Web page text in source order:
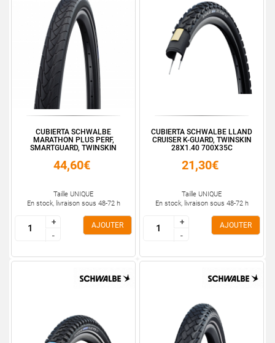
CUBIERTA SCHWALBE
MARATHON PLUS PERF,
SMARTGUARD, TWINSKIN
44,60€
Taille UNIQUE
En stock, livraison sous 48-72 h
+
-
+
-
AJOUTER
CUBIERTA SCHWALBE LLAND
CRUISER K-GUARD, TWINSKIN
28X1.40 700X35C
21,30€
Taille UNIQUE
En stock, livraison sous 48-72 h
+
-
+
-
AJOUTER